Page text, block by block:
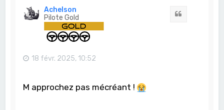
Achelson
Pilote Gold
18 févr. 2025, 10:52
M approchez pas mécréant !